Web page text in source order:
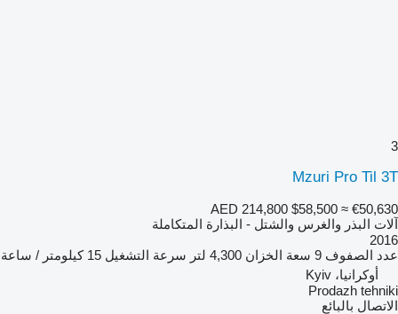
3
Mzuri Pro Til 3T
AED 214,800 $58,500 ≈ €50,630
آلات البذر والغرس والشتل - البذارة المتكاملة
2016
عدد الصفوف 9 سعة الخزان 4,300 لتر سرعة التشغيل 15 كيلومتر / ساعة
أوكرانيا، Kyiv
Prodazh tehniki
الاتصال بالبائع